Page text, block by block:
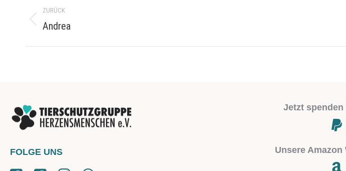
navigation
ZURÜCK
Previous
Andrea
FOLGE UNS
Jetzt spenden
Unsere